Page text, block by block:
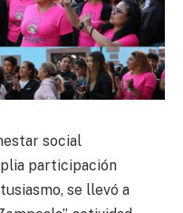
social
participación
se llevó a